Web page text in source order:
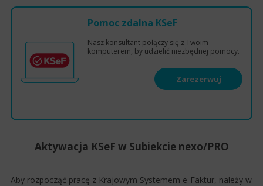
Pomoc zdalna KSeF
Nasz konsultant połączy się z Twoim
komputerem, by udzielić niezbędnej pomocy.
Zarezerwuj
Aktywacja KSeF w Subiekcie nexo/PRO
Aby rozpocząć pracę z Krajowym Systemem e-Faktur, należy w